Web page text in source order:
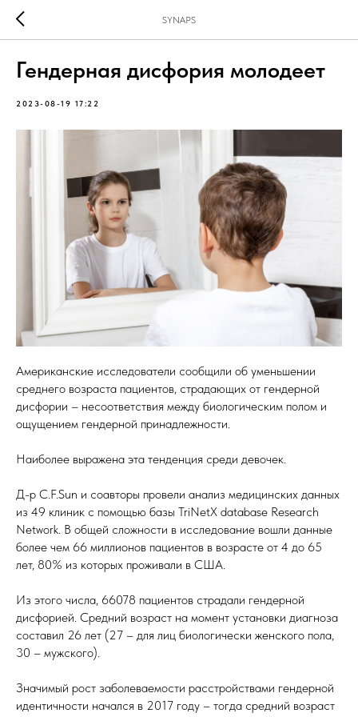
SYNAPS
Гендерная дисфория молодеет
2023-08-19 17:22
Американские исследователи сообщили об уменьшении
среднего возраста пациентов, страдающих от гендерной
дисфории – несоответствия между биологическим полом и
ощущением гендерной принадлежности.
Наиболее выражена эта тенденция среди девочек.
Д-р C.F.Sun и соавторы провели анализ медицинских данных
из 49 клиник с помощью базы TriNetX database Research
Network. В общей сложности в исследование вошли данные
более чем 66 миллионов пациентов в возрасте от 4 до 65
лет, 80% из которых проживали в США.
Из этого числа, 66078 пациентов страдали гендерной
дисфорией. Средний возраст на момент установки диагноза
составил 26 лет (27 – для лиц биологически женского пола,
30 – мужского).
Значимый рост заболеваемости расстройствами гендерной
идентичности начался в 2017 году – тогда средний возраст